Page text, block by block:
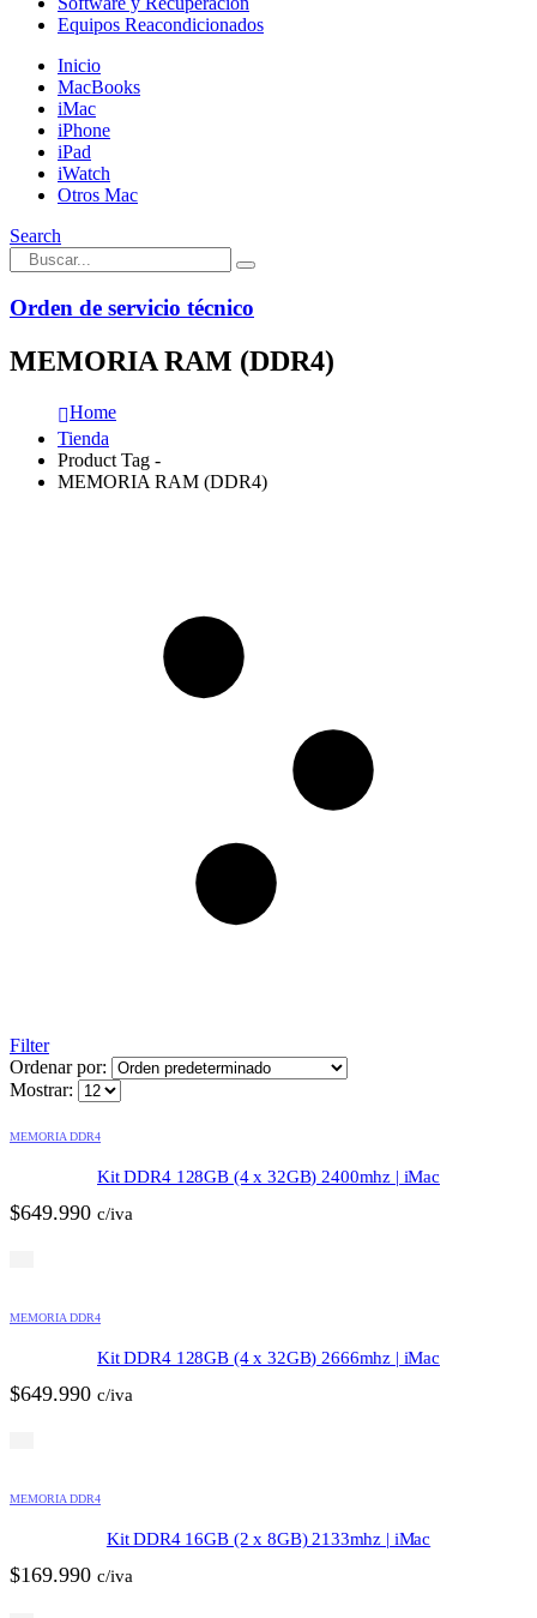
Equipos Reacondicionados
Inicio
MacBooks
iMac
iPhone
iPad
iWatch
Otros Mac
Search
Orden de servicio técnico
MEMORIA RAM (DDR4)
Home
Tienda
Product Tag -
MEMORIA RAM (DDR4)
Filter
Ordenar por:
Mostrar:
MEMORIA DDR4
Kit DDR4 128GB (4 x 32GB) 2400mhz | iMac
$649.990 c/iva
MEMORIA DDR4
Kit DDR4 128GB (4 x 32GB) 2666mhz | iMac
$649.990 c/iva
MEMORIA DDR4
Kit DDR4 16GB (2 x 8GB) 2133mhz | iMac
$169.990 c/iva